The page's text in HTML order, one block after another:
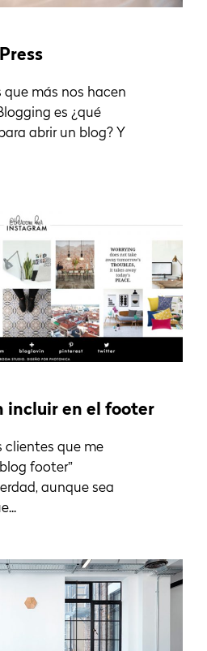
más nos hacen
es ¿qué
abrir un blog? Y
incluir en el footer
clientes que me
footer”
aunque sea